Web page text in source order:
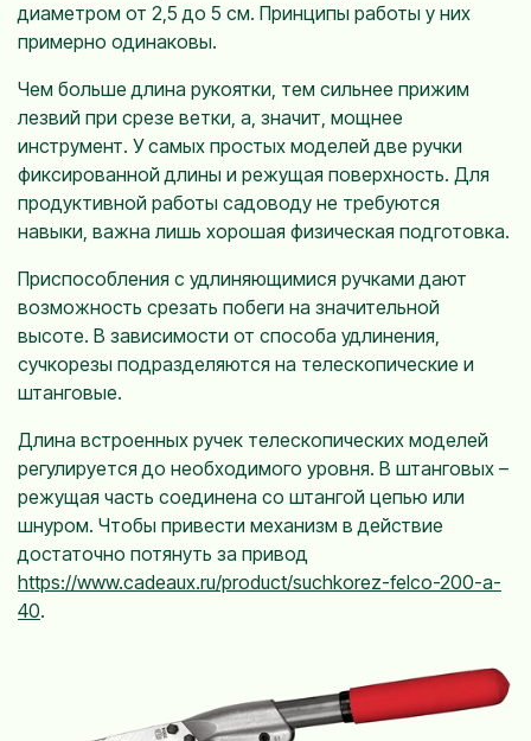
диаметром от 2,5 до 5 см. Принципы работы у них
примерно одинаковы.
Чем больше длина рукоятки, тем сильнее прижим
лезвий при срезе ветки, а, значит, мощнее
инструмент. У самых простых моделей две ручки
фиксированной длины и режущая поверхность. Для
продуктивной работы садоводу не требуются
навыки, важна лишь хорошая физическая подготовка.
Приспособления с удлиняющимися ручками дают
возможность срезать побеги на значительной
высоте. В зависимости от способа удлинения,
сучкорезы подразделяются на телескопические и
штанговые.
Длина встроенных ручек телескопических моделей
регулируется до необходимого уровня. В штанговых –
режущая часть соединена со штангой цепью или
шнуром. Чтобы привести механизм в действие
достаточно потянуть за привод
https://www.cadeaux.ru/product/suchkorez-felco-200-a-
40.